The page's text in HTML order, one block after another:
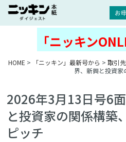
お
「ニッキン
HOME > 「ニッキン」最新号から > 取引
界、新興と投資
2026年3月13日号6
と投資家の関係構築
ピッチ